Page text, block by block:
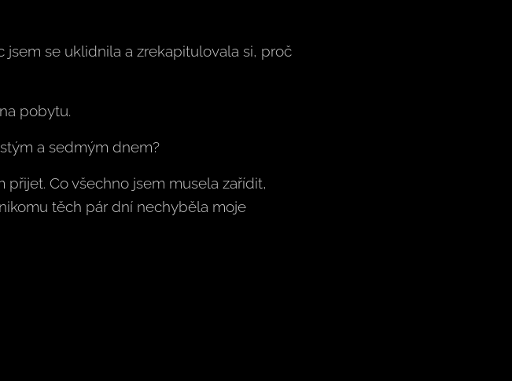
se uklidnila a zrekapitulovala si, proč
pobytu.
a sedmým dnem?
Co všechno jsem musela zařídit,
těch pár dní nechyběla moje